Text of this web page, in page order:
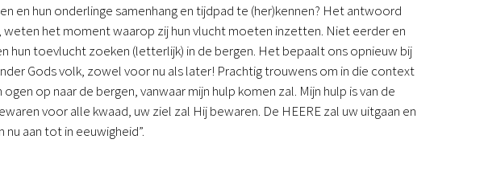
en hun onderlinge samenhang en tijdpad te (her)kennen? Het antwoord
het moment waarop zij hun vlucht moeten inzetten. Niet eerder en
hun toevlucht zoeken (letterlijk) in de bergen. Het bepaalt ons opnieuw bij
Gods volk, zowel voor nu als later! Prachtig trouwens om in die context
ogen op naar de bergen, vanwaar mijn hulp komen zal. Mijn hulp is van de
voor alle kwaad, uw ziel zal Hij bewaren. De HEERE zal uw uitgaan en
nu aan tot in eeuwigheid”.